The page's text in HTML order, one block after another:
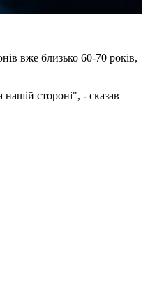
вже близько 60-70 років,
стороні", - сказав